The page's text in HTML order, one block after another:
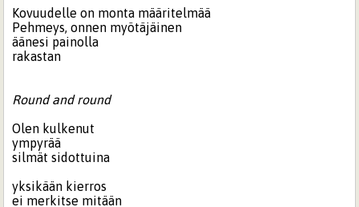
Kovuudelle on monta määritelmää
Pehmeys, onnen myötäjäinen
äänesi painolla
rakastan
Round and round
Olen kulkenut
ympyrää
silmät sidottuina
yksikään kierros
ei merkitse mitään